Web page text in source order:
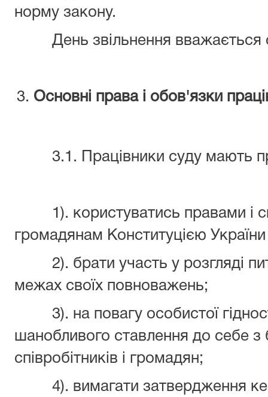
норму закону.
День звільнення вважається
Основні права і обов'язки
3.1. Працівники суду мають
1). користуватись правами і
громадянам Конституцією
2). брати участь у розгляді
межах своїх повноважень;
3). на повагу особистої
шанобливого ставлення до себе з
співробітників і громадян;
4). вимагати затвердження